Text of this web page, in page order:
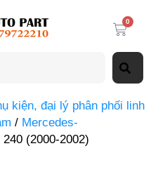
0
kiện, đại lý phân phối linh
/ Mercedes-
240 (2000-2002)